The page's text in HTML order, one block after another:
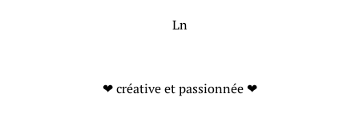
Ln
❤ créative et passionnée ❤